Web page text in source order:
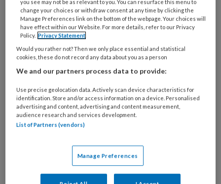
Er gaat bij de getroffene vaak een periode van
ernstig psychisch lijden aan vooraf. Suïcide
familie, vrienden, huisarts, hulpverleners,
collega’s. Nog altijd bestaan er hardnekkige
you see may not be as relevant to you. You can resurface this menu to
change your choices or withdraw consent at any time by clicking the
Manage Preferences link on the bottom of the webpage. Your choices will
have effect within our Website. For more details, refer to our Privacy
Policy. Privacy Statement
Would you rather not? Then we only place essential and statistical
cookies, these do not record any data about you as a person
We and our partners process data to provide:
Use precise geolocation data. Actively scan device characteristics for
identification. Store and/or access information on a device. Personalised
advertising and content, advertising and content measurement,
audience research and services development.
List of Partners (vendors)
Manage Preferences